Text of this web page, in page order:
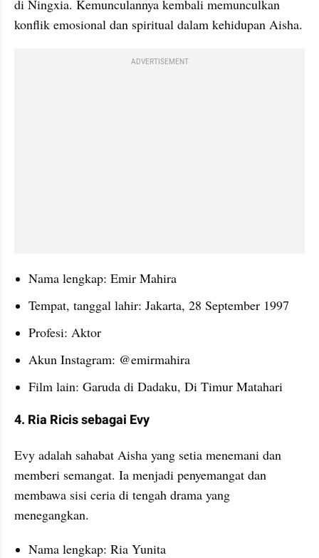
di Ningxia. Kemunculannya kembali memunculkan
konflik emosional dan spiritual dalam kehidupan Aisha.
ADVERTISEMENT
Nama lengkap: Emir Mahira
Tempat, tanggal lahir: Jakarta, 28 September 1997
Profesi: Aktor
Akun Instagram: @emirmahira
Film lain: Garuda di Dadaku, Di Timur Matahari
4. Ria Ricis sebagai Evy
Evy adalah sahabat Aisha yang setia menemani dan
memberi semangat. Ia menjadi penyemangat dan
membawa sisi ceria di tengah drama yang
menegangkan.
Nama lengkap: Ria Yunita